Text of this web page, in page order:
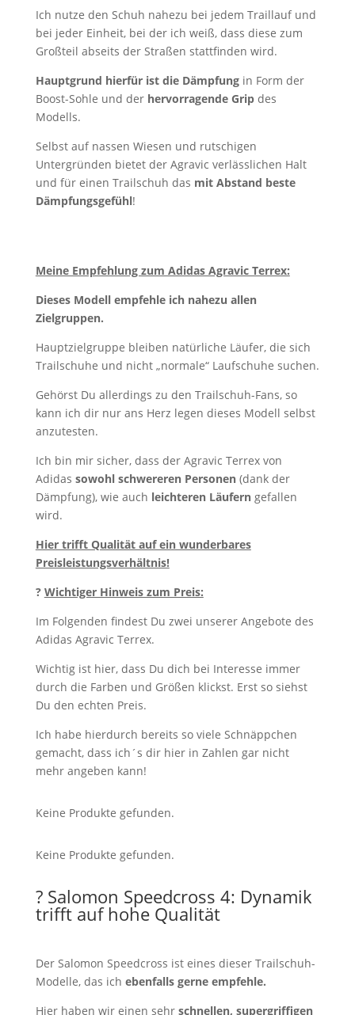
Ich nutze den Schuh nahezu bei jedem Traillauf und
bei jeder Einheit, bei der ich weiß, dass diese zum
Großteil abseits der Straßen stattfinden wird.
Hauptgrund hierfür ist die Dämpfungin Form der
Boost-Sohle und der hervorragende Gripdes
Modells.
Selbst auf nassen Wiesen und rutschigen
Untergründen bietet der Agravic verlässlichen Halt
und für einen Trailschuh das mit Abstand beste
Dämpfungsgefühl!
Meine Empfehlung zum Adidas Agravic Terrex:
Dieses Modell empfehle ich nahezu allen
Zielgruppen.
Hauptzielgruppe bleiben natürliche Läufer, die sich
Trailschuhe und nicht „normale“ Laufschuhe suchen.
Gehörst Du allerdings zu den Trailschuh-Fans, so
kann ich dir nur ans Herz legen dieses Modell selbst
anzutesten.
Ich bin mir sicher, dass der Agravic Terrex von
Adidas sowohl schwereren Personen(dank der
Dämpfung), wie auch leichteren Läuferngefallen
wird.
Hier trifft Qualität auf ein wunderbares
Preisleistungsverhältnis!
? Wichtiger Hinweis zum Preis:
Im Folgenden findest Du zwei unserer Angebote des
Adidas Agravic Terrex.
Wichtig ist hier, dass Du dich bei Interesse immer
durch die Farben und Größen klickst. Erst so siehst
Du den echten Preis.
Ich habe hierdurch bereits so viele Schnäppchen
gemacht, dass ich´s dir hier in Zahlen gar nicht
mehr angeben kann!
Keine Produkte gefunden.
Keine Produkte gefunden.
? Salomon Speedcross 4: Dynamik
trifft auf hohe Qualität
Der Salomon Speedcross ist eines dieser Trailschuh-
Modelle, das ich ebenfalls gerne empfehle.
Hier haben wir einen sehr schnellen, supergriffigen